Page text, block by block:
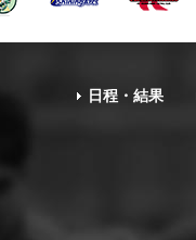
日程・結果